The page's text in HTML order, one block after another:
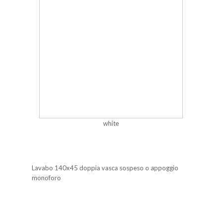
white
Lavabo 140x45 doppia vasca sospeso o appoggio
monoforo